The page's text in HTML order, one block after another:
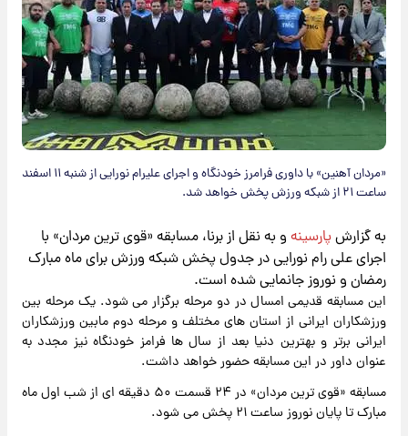
«مردان آهنین» با داوری فرامرز خودنگاه و اجرای علیرام نورایی از شنبه ۱۱ اسفند
ساعت ۲۱ از شبکه ورزش پخش خواهد شد.
به گزارشپارسینه و به نقل از برنا، مسابقه «قوی ترین مردان» با
اجرای علی رام نورایی در جدول پخش شبکه ورزش برای ماه مبارک
رمضان و نوروز جانمایی شده است.
این مسابقه قدیمی امسال در دو مرحله برگزار می شود. یک مرحله بین
ورزشکاران ایرانی از استان های مختلف و مرحله دوم مابین ورزشکاران
ایرانی برتر و بهترین دنیا بعد از سال ها فرامز خودنگاه نیز مجدد به
عنوان داور در این مسابقه حضور خواهد داشت.
مسابقه «قوی ترین مردان» در ۲۴ قسمت ۵۰ دقیقه ای از شب اول ماه
مبارک تا پایان نوروز ساعت ۲۱ پخش می شود.